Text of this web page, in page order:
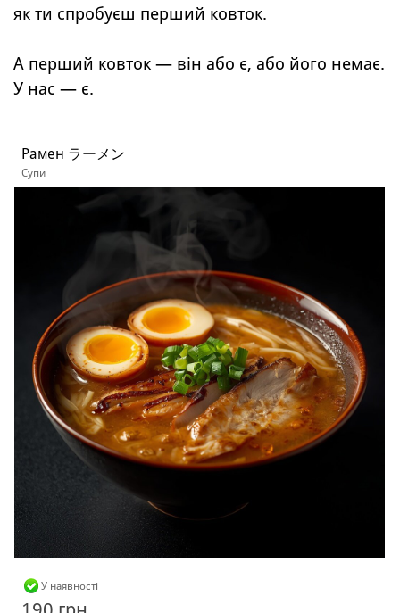
як ти спробуєш перший ковток.
А перший ковток — він або є, або його немає.
У нас — є.
Рамен ラーメン
Супи
У наявності